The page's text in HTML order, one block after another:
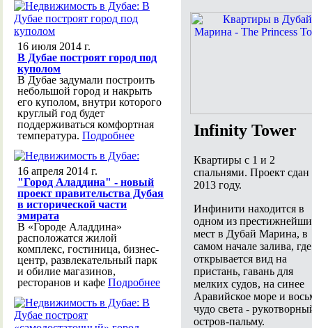
Infinity Tower
Квартиры с 1 и 2
спальнями. Проект сдан
2013 году.
Инфинити находится в
одном из
мест в Дубай Марина, в
самом начале залива, где
открывается вид на
пристань, гавань для
мелких судов, на синее
Аравийское море и
чудо света -
остров-пальму.
16 июля 2014 г.
В Дубае построят город под
куполом
В Дубае задумали построить
небольшой город и накрыть
его куполом, внутри которого
круглый год будет
поддерживаться комфортная
температура. Подробнее
16 апреля 2014 г.
"Город Аладдина" - новый
проект правительства Дубая
в исторической части
эмирата
В «Городе Аладдина»
расположатся жилой
комплекс, гостиница, бизнес-
центр, развлекательный парк
и обилие магазинов,
ресторанов и кафе Подробнее